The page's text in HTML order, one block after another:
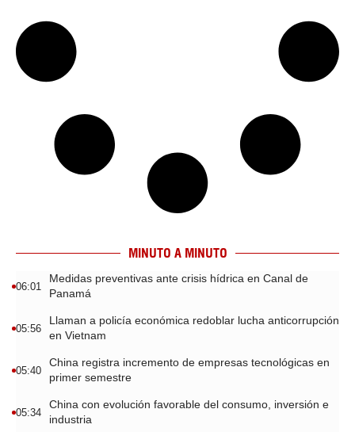
MINUTO A MINUTO
06:01
Medidas preventivas ante crisis hídrica en Canal de
Panamá
05:56
Llaman a policía económica redoblar lucha anticorrupción
en Vietnam
05:40
China registra incremento de empresas tecnológicas en
primer semestre
05:34
China con evolución favorable del consumo, inversión e
industria